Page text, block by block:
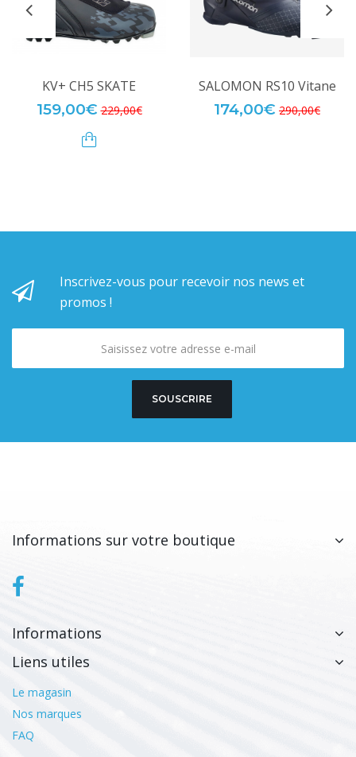
KV+ CH5 SKATE
159,00€ 229,00€
SALOMON RS10 Vitane
174,00€ 290,00€
Inscrivez-vous pour recevoir nos news et
promos !
SOUSCRIRE
Informations sur votre boutique
Informations
Liens utiles
Le magasin
Nos marques
FAQ